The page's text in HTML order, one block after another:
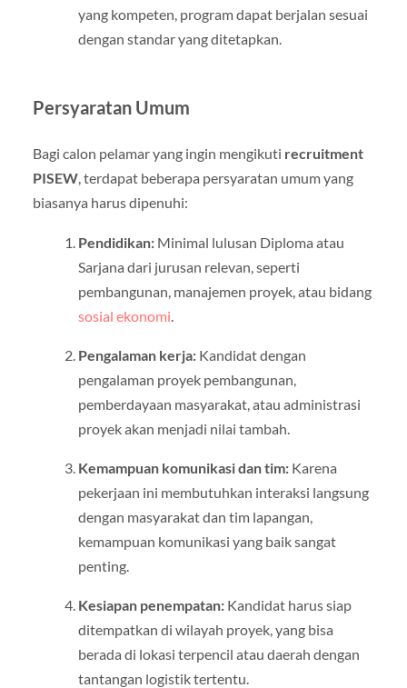
yang kompeten, program dapat berjalan sesuai
dengan standar yang ditetapkan.
Persyaratan Umum
Bagi calon pelamar yang ingin mengikuti recruitment
PISEW, terdapat beberapa persyaratan umum yang
biasanya harus dipenuhi:
Pendidikan:Minimal lulusan Diploma atau
Sarjana dari jurusan relevan, seperti
pembangunan, manajemen proyek, atau bidang
sosial ekonomi
Pengalaman kerja:Kandidat dengan
pengalaman proyek pembangunan,
pemberdayaan masyarakat, atau administrasi
proyek akan menjadi nilai tambah.
Kemampuan komunikasi dan tim:Karena
pekerjaan ini membutuhkan interaksi langsung
dengan masyarakat dan tim lapangan,
kemampuan komunikasi yang baik sangat
penting.
Kesiapan penempatan:Kandidat harus siap
ditempatkan di wilayah proyek, yang bisa
berada di lokasi terpencil atau daerah dengan
tantangan logistik tertentu.